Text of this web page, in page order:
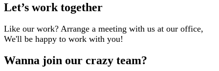
Let’s work together
Like our work? Arrange a meeting with us at our office,
We'll be happy to work with you!
Wanna join our crazy team?